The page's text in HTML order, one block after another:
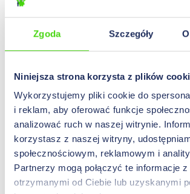
Zgoda Szczegóły
Niniejsza strona korzysta z plików
Wykorzystujemy pliki cookie do
i reklam, aby oferować funkcje
analizować ruch w naszej witrynie.
korzystasz z naszej witryny,
społecznościowym, reklamowym i
Partnerzy mogą połączyć te informacje
otrzymanymi od Ciebie lub uzyskanymi
Szyny montażowe HIL-BOX